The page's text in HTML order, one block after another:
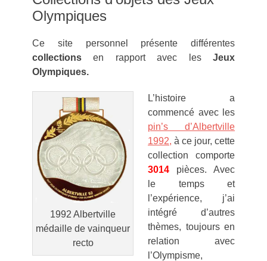
Olympiques
Ce site personnel présente différentes
collections en rapport avec les Jeux
Olympiques.
1992 Albertville
médaille de vainqueur
recto
L’histoire a
commencé avec les
pin’s d’Albertville
1992, à ce jour, cette
collection comporte
3014 pièces. Avec
le temps et
l’expérience, j’ai
intégré d’autres
thèmes, toujours en
relation avec
l’Olympisme,